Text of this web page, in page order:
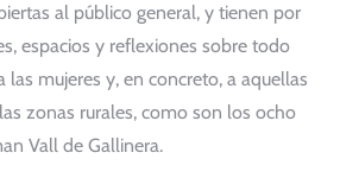
al público general, y tienen por
espacios y reflexiones sobre todo
las mujeres y, en concreto, a aquellas
zonas rurales, como son los ocho
Vall de Gallinera.